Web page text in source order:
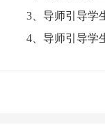
3、导师引导学
4、 导师引导学